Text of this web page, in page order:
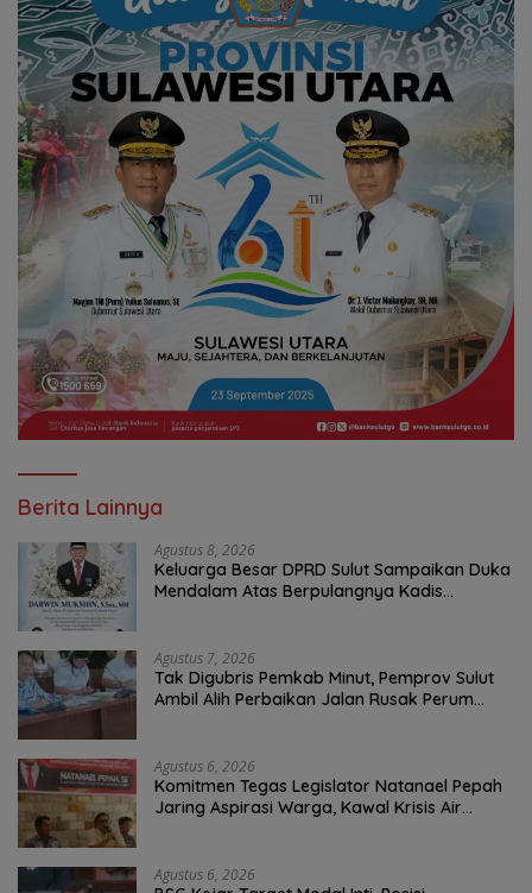
Berita Lainnya
Agustus 8, 2026
Keluarga Besar DPRD Sulut Sampaikan Duka
Mendalam Atas Berpulangnya Kadis
Agustus 7, 2026
Tak Digubris Pemkab Minut, Pemprov Sulut
Ambil Alih Perbaikan Jalan Rusak Perum
Agustus 6, 2026
Komitmen Tegas Legislator Natanael Pepah
Jaring Aspirasi Warga, Kawal Krisis Air
Agustus 6, 2026